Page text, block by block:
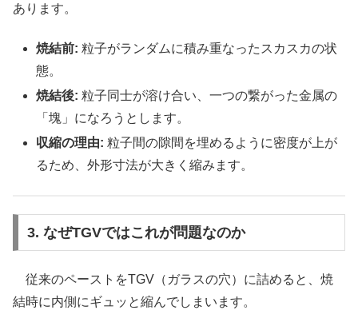
あります。
焼結前: 粒子がランダムに積み重なったスカスカの状
態。
焼結後: 粒子同士が溶け合い、一つの繋がった金属の
「塊」になろうとします。
収縮の理由: 粒子間の隙間を埋めるように密度が上が
るため、外形寸法が大きく縮みます。
3. なぜTGVではこれが問題なのか
従来のペーストをTGV（ガラスの穴）に詰めると、焼
結時に内側にギュッと縮んでしまいます。